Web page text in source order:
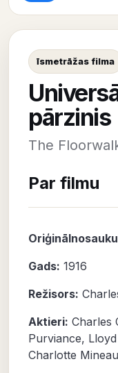
īsmetrāžas filma
pārzinis
The
Par filmu
Gads: 1916
Režisors:
Aktieri: Charles
Purviance,
Charlotte Mineau